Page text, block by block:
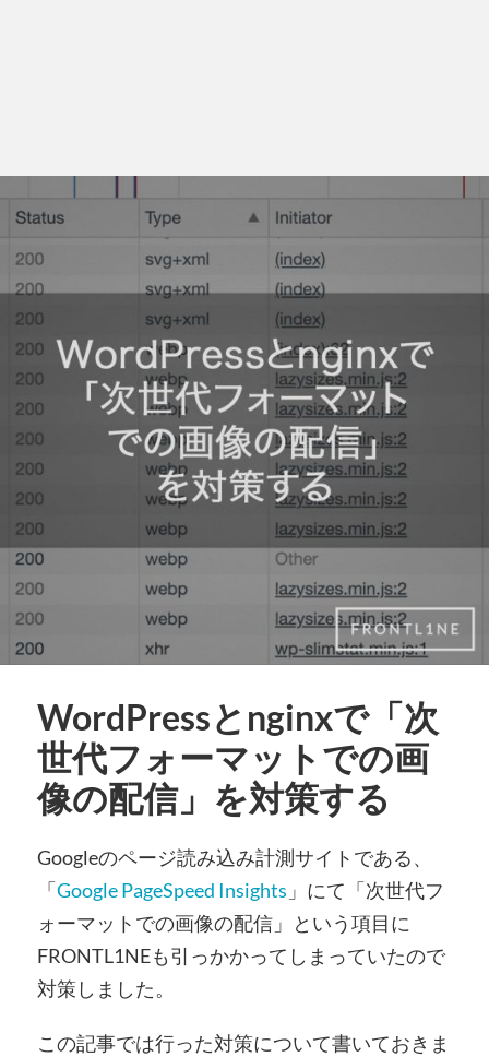
WordPressとnginxで「次
世代フォーマットでの画
像の配信」を対策する
Googleのページ読み込み計測サイトである、
「Google PageSpeed Insights 」にて「次世代フ
ォーマットでの画像の配信」という項目に
FRONTL1NEも引っかかってしまっていたので
対策しました。
この記事では行った対策について書いておきま